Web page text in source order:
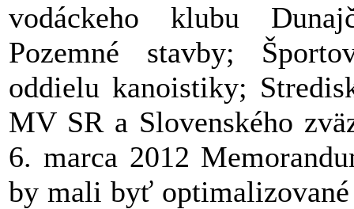
vodáckeho klubu
Pozemné stavby;
oddielu kanoistiky;
MV SR a Slovenského
6. marca 2012
by mali byť